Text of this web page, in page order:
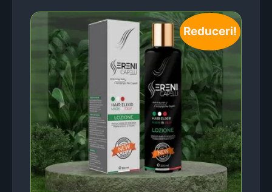
Reduceri!